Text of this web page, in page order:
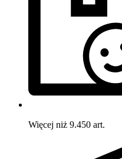
Więcej niż 9.450 art.